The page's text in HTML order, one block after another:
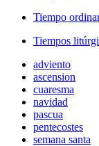
Tiempo
Tiempos
adviento
ascension
cuaresma
navidad
pascua
pentecostes
semana santa